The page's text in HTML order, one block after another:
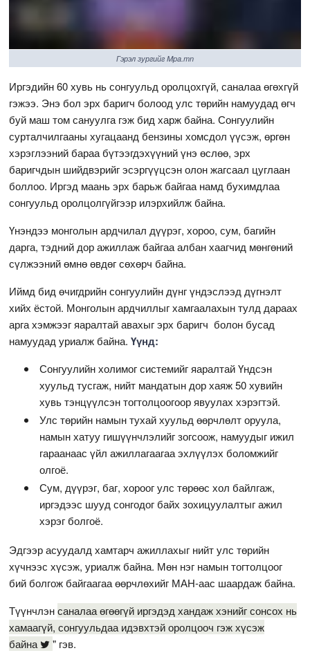
Гэрэл зургийг Mpa.mn
Иргэдийн 60 хувь нь сонгуульд оролцохгүй, саналаа өгөхгүй
гэжээ. Энэ бол эрх баригч болоод улс төрийн намуудад өгч
буй маш том сануулга гэж бид харж байна. Сонгуулийн
сурталчилгааны хугацаанд бензины хомсдол үүсэж, өргөн
хэрэглээний бараа бүтээгдэхүүний үнэ өслөө, эрх
баригчдын шийдвэрийг эсэргүүцсэн олон жагсаал цуглаан
боллоо. Иргэд маань эрх барьж байгаа намд бухимдлаа
сонгуульд оролцолгүйгээр илэрхийлж байна.
Үнэндээ монголын ардчилал дүүрэг, хороо, сум, багийн
дарга, тэдний дор ажиллаж байгаа албан хаагчид мөнгөний
сүлжээний өмнө өвдөг сөхөрч байна.
Иймд бид өчигдрийн сонгуулийн дүнг үндэслээд дүгнэлт
хийх ёстой. Монголын ардчиллыг хамгаалахын тулд дараах
арга хэмжээг яаралтай авахыг эрх баригч болон бусад
намуудад уриалж байна.Үүнд:
Сонгуулийн холимог системийг яаралтай Үндсэн
хуульд тусгаж, нийт мандатын дор хаяж 50 хувийн
хувь тэнцүүлсэн тогтолцоогоор явуулах хэрэгтэй.
Улс төрийн намын тухай хуульд өөрчлөлт оруула,
намын хатуу гишүүнчлэлийг зогсоож, намуудыг ижил
гараанаас үйл ажиллагаагаа эхлүүлэх боломжийг
олгоё.
Сум, дүүрэг, баг, хороог улс төрөөс хол байлгаж,
иргэдээс шууд сонгодог байх зохицуулалтыг ажил
хэрэг болгоё.
Эдгээр асуудалд хамтарч ажиллахыг нийт улс төрийн
хүчнээс хүсэж, уриалж байна. Мөн нэг намын тогтолцоог
бий болгож байгаагаа өөрчлөхийг МАН-аас шаардаж байна.
Түүнчлэнсаналаа өгөөгүй иргэдэд хандаж хэнийг сонсох нь
хамаагүй, сонгуульдаа идэвхтэй оролцооч гэж хүсэж
байна
" гэв.